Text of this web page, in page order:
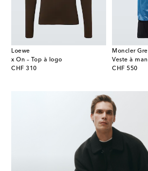
Loewe
x On – Top à logo
CHF 310
original price
Moncler
Veste à
CHF 550
original price